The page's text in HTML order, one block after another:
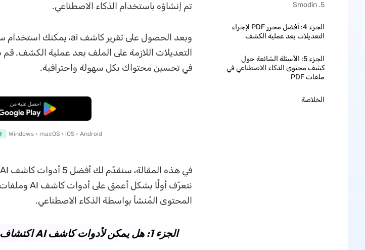
5. Smodin
الجزء 4: أفضل محرر PDF لإجراء
التعديلات بعد عملية الكشف
الجزء 5: الأسئلة الشائعة حول
كشف محتوى الذكاء الاصطناعي في
ملفات PDF
الخلاصة
تم إنشاؤه باستخدام الذكاء الاصطناعي.
في تحسين محتواك بكل سهولة واحترافية.
تنزيل مجاني
Windows • macOS • iOS • Android
المحتوى المُنشأ بواسطة الذكاء الاصطناعي.
الجزء 1: هل يمكن لأدوات كاشف AI اكتشاف محتوى ملفات PDF؟